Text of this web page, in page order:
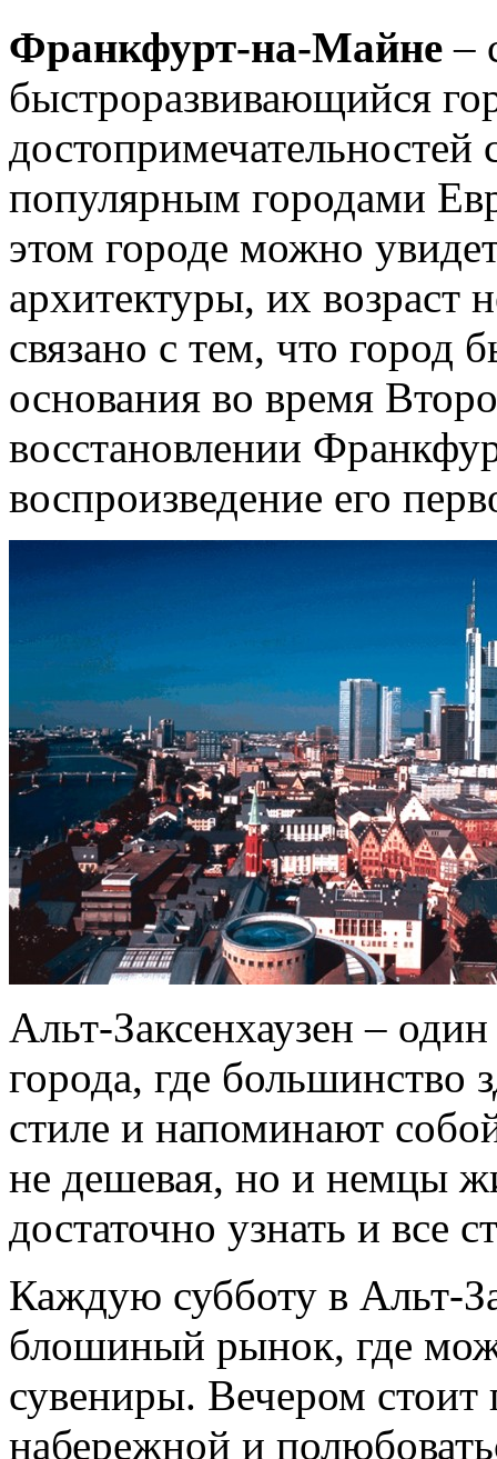
Франкфурт-на-Майне –
быстроразвивающийся
популярным городами
этом городе можно
архитектуры, их возраст
связано с тем, что город
основания во время
восстановлении
воспроизведение его
Альт-Заксенхаузен –
города, где большинство
стиле и напоминают
не дешевая, но и немцы
достаточно узнать и все
Каждую субботу в Альт-
блошиный рынок, где
сувениры. Вечером
набережной и